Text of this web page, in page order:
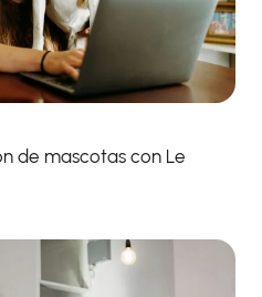
de mascotas con Le